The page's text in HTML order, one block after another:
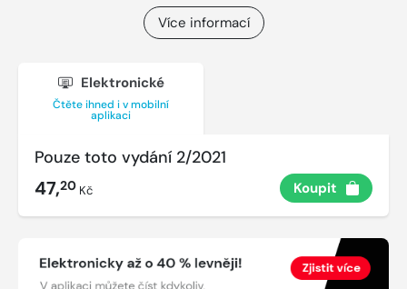
Více informací
Elektronické
Čtěte ihned i v mobilní
aplikaci
Pouze toto vydání 2/2021
47,20 Kč Koupit